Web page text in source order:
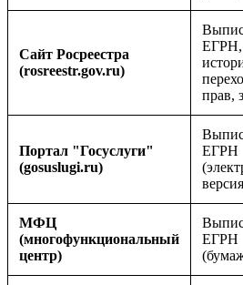
Сайт Росреестра
(rosreestr.gov.ru)
ЕГРН,
прав,
Портал "Госуслуги"
(gosuslugi.ru)
ЕГРН
МФЦ
(многофункциональный
центр)
ЕГРН